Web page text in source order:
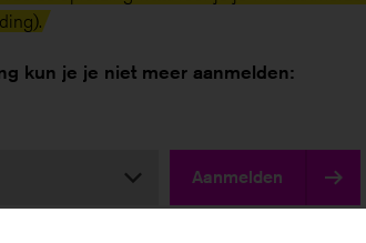
kun je je niet meer aanmelden:
Aanmelden